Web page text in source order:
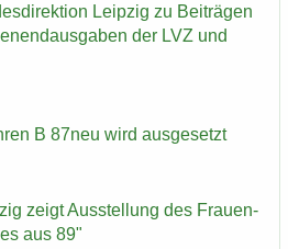
Leip­zig zu Bei­trä­gen
der LVZ und
B 87neu wird aus­ge­setzt
zeigt Aus­stel­lung des Frau­en­
aus 89"